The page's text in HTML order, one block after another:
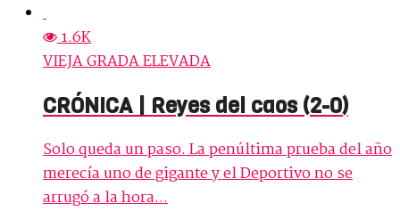
1.6K
VIEJA GRADA ELEVADA
CRÓNICA | Reyes del caos (2-0)
Solo queda un paso. La penúltima prueba del año
merecía uno de gigante y el Deportivo no se
arrugó a la hora...